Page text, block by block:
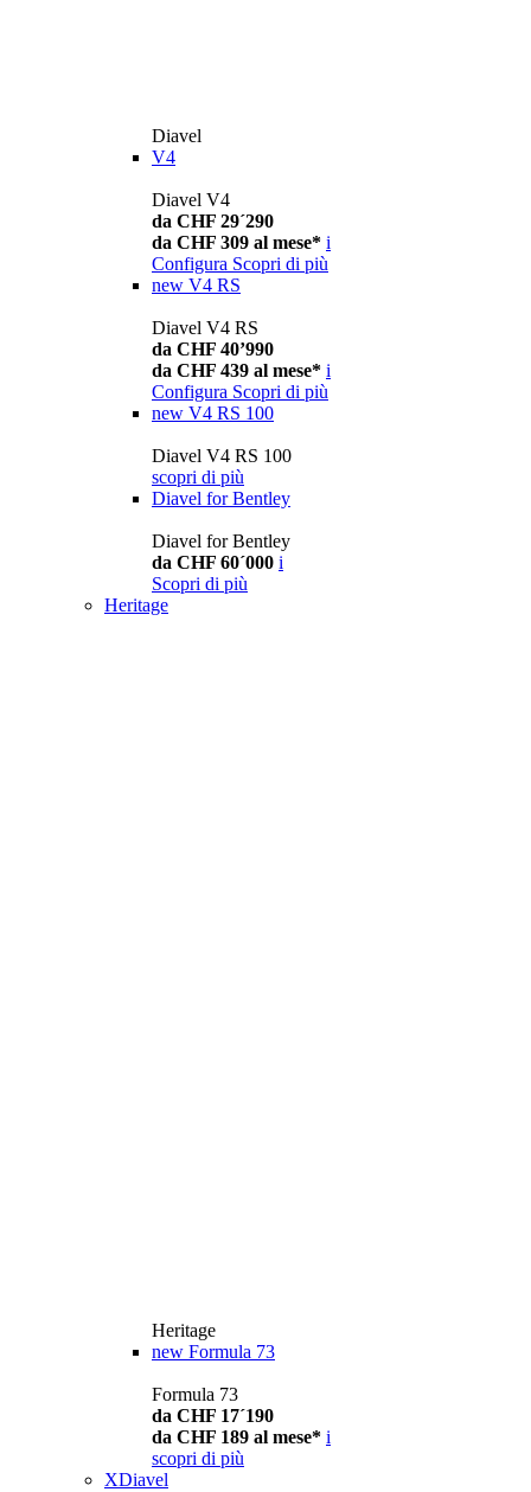
Diavel
V4
Diavel V4
da CHF 29´290
da CHF 309 al mese* i
Configura Scopri di più
new V4 RS
Diavel V4 RS
da CHF 40’990
da CHF 439 al mese* i
Configura Scopri di più
new V4 RS 100
Diavel V4 RS 100
scopri di più
Diavel for Bentley
Diavel for Bentley
da CHF 60´000 i
Scopri di più
Heritage
Heritage
new Formula 73
Formula 73
da CHF 17´190
da CHF 189 al mese* i
scopri di più
XDiavel